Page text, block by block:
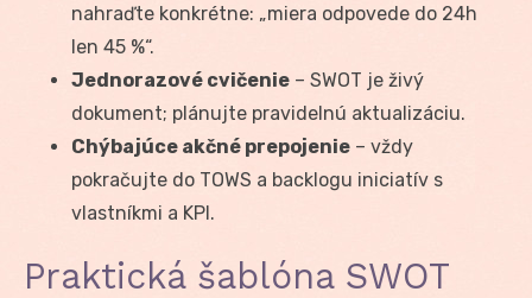
nahraďte konkrétne: „miera odpovede do 24h
len 45 %“.
Jednorazové cvičenie – SWOT je živý
dokument; plánujte pravidelnú aktualizáciu.
Chýbajúce akčné prepojenie – vždy
pokračujte do TOWS a backlogu iniciatív s
vlastníkmi a KPI.
Praktická šablóna SWOT